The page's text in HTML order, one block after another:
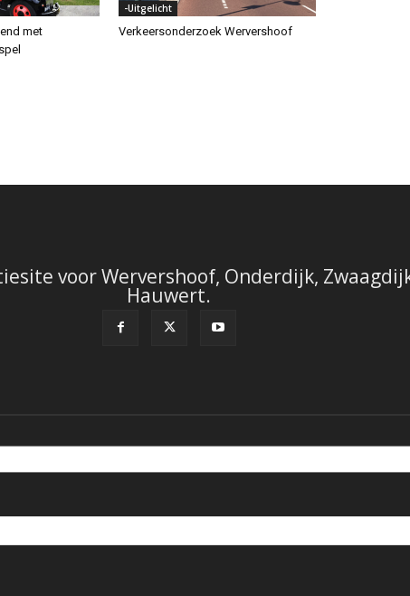
met
-Uitgelicht
Verkeersonderzoek Wervershoof
voor Wervershoof, Onderdijk,
Hauwert.